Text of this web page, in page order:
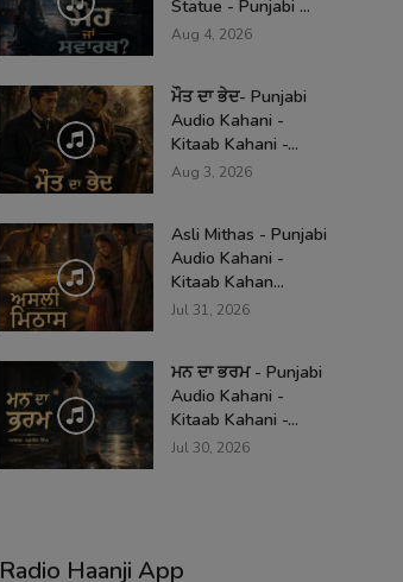
Statue - Punjabi ...
Aug 4, 2026
ਮੌਤ ਦਾ ਭੇਦ- Punjabi
Audio Kahani -
Kitaab Kahani -...
Aug 3, 2026
Asli Mithas - Punjabi
Audio Kahani -
Kitaab Kahan...
Jul 31, 2026
ਮਨ ਦਾ ਭਰਮ - Punjabi
Audio Kahani -
Kitaab Kahani -...
Jul 30, 2026
Radio Haanji App